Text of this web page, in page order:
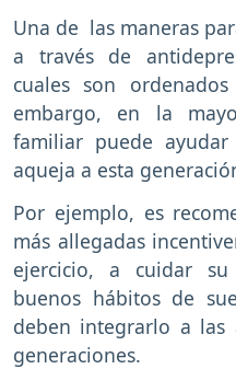
Una de las maneras
a través de
cuales son
embargo, en la
familiar puede
aqueja a esta
Por ejemplo, es
más allegadas
ejercicio, a cuidar
buenos hábitos de
deben integrarlo a las
generaciones.